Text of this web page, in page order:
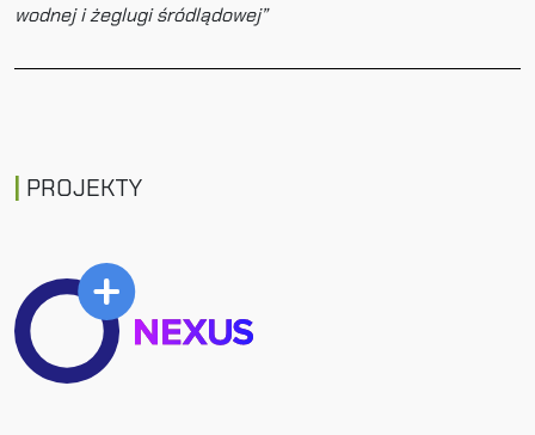
PROJEKTY
wodnej i żeglugi śródlądowej”